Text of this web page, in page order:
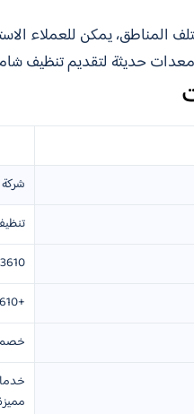
المناطق، يمكن للعملاء
حديثة لتقديم تنظيف
+966500073610
خصم يصل 40% على